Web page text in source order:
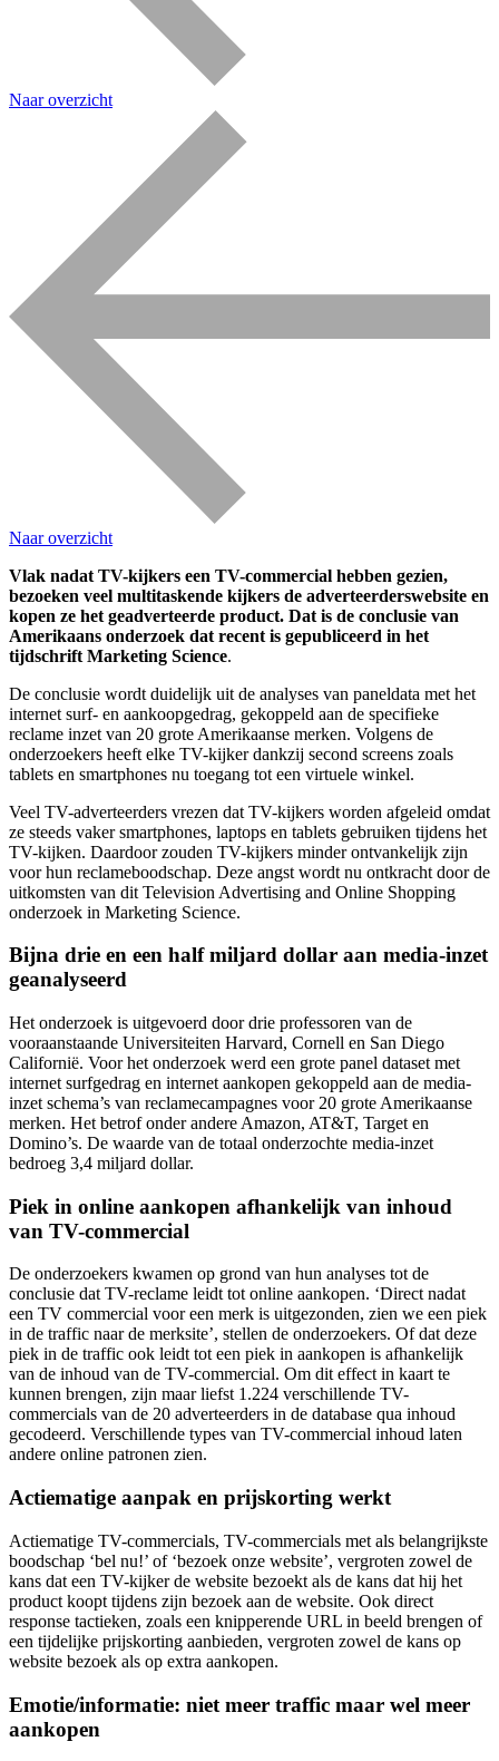
Naar overzicht
Naar overzicht
Vlak nadat TV-kijkers een TV-commercial hebben gezien,
bezoeken veel multitaskende kijkers de adverteerderswebsite en
kopen ze het geadverteerde product. Dat is de conclusie van
Amerikaans onderzoek dat recent is gepubliceerd in het
tijdschrift Marketing Science.
De conclusie wordt duidelijk uit de analyses van paneldata met het
internet surf- en aankoopgedrag, gekoppeld aan de specifieke
reclame inzet van 20 grote Amerikaanse merken. Volgens de
onderzoekers heeft elke TV-kijker dankzij second screens zoals
tablets en smartphones nu toegang tot een virtuele winkel.
Veel TV-adverteerders vrezen dat TV-kijkers worden afgeleid omdat
ze steeds vaker smartphones, laptops en tablets gebruiken tijdens het
TV-kijken. Daardoor zouden TV-kijkers minder ontvankelijk zijn
voor hun reclameboodschap. Deze angst wordt nu ontkracht door de
uitkomsten van dit Television Advertising and Online Shopping
onderzoek in Marketing Science.
Bijna drie en een half miljard dollar aan media-inzet
geanalyseerd
Het onderzoek is uitgevoerd door drie professoren van de
vooraanstaande Universiteiten Harvard, Cornell en San Diego
Californië. Voor het onderzoek werd een grote panel dataset met
internet surfgedrag en internet aankopen gekoppeld aan de media-
inzet schema’s van reclamecampagnes voor 20 grote Amerikaanse
merken. Het betrof onder andere Amazon, AT&T, Target en
Domino’s. De waarde van de totaal onderzochte media-inzet
bedroeg 3,4 miljard dollar.
Piek in online aankopen afhankelijk van inhoud
van TV-commercial
De onderzoekers kwamen op grond van hun analyses tot de
conclusie dat TV-reclame leidt tot online aankopen. ‘Direct nadat
een TV commercial voor een merk is uitgezonden, zien we een piek
in de traffic naar de merksite’, stellen de onderzoekers. Of dat deze
piek in de traffic ook leidt tot een piek in aankopen is afhankelijk
van de inhoud van de TV-commercial. Om dit effect in kaart te
kunnen brengen, zijn maar liefst 1.224 verschillende TV-
commercials van de 20 adverteerders in de database qua inhoud
gecodeerd. Verschillende types van TV-commercial inhoud laten
andere online patronen zien.
Actiematige aanpak en prijskorting werkt
Actiematige TV-commercials, TV-commercials met als belangrijkste
boodschap ‘bel nu!’ of ‘bezoek onze website’, vergroten zowel de
kans dat een TV-kijker de website bezoekt als de kans dat hij het
product koopt tijdens zijn bezoek aan de website. Ook direct
response tactieken, zoals een knipperende URL in beeld brengen of
een tijdelijke prijskorting aanbieden, vergroten zowel de kans op
website bezoek als op extra aankopen.
Emotie/informatie: niet meer traffic maar wel meer
aankopen